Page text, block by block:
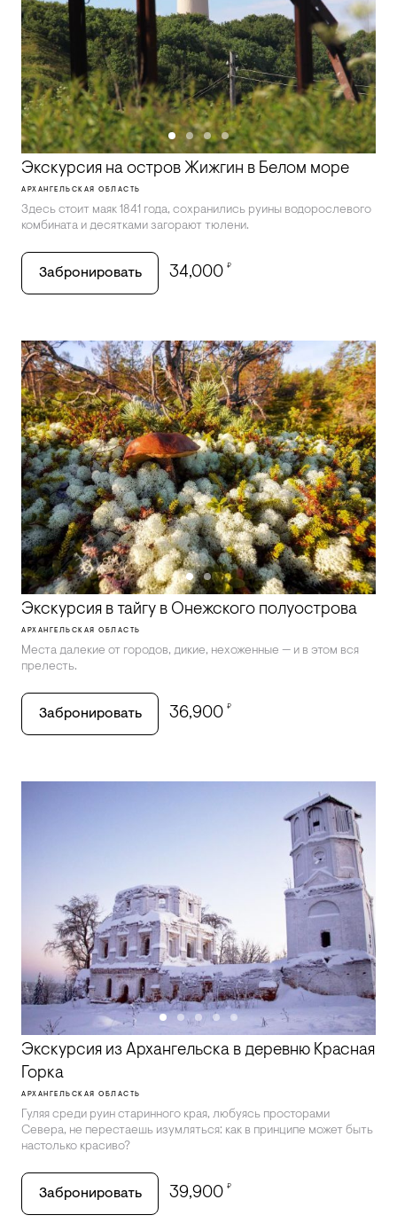
Экскурсия на остров Жижгин в Белом море
АРХАНГЕЛЬСКАЯ ОБЛАСТЬ
Здесь стоит маяк 1841 года, сохранились руины водорослевого
комбината и десятками загорают тюлени.
Забронировать 34,000 ₽
Экскурсия в тайгу в Онежского полуострова
АРХАНГЕЛЬСКАЯ ОБЛАСТЬ
Места далекие от городов, дикие, нехоженные — и в этом вся
прелесть.
Забронировать 36,900 ₽
Экскурсия из Архангельска в деревню Красная
Горка
АРХАНГЕЛЬСКАЯ ОБЛАСТЬ
Гуляя среди руин старинного края, любуясь просторами
Севера, не перестаешь изумляться: как в принципе может быть
настолько красиво?
Забронировать 39,900 ₽